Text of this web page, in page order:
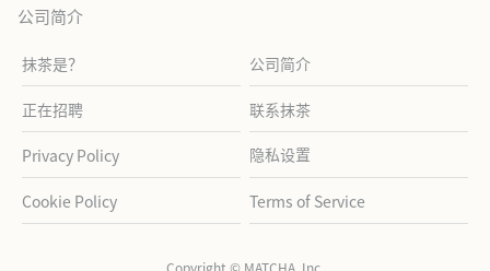
公司简介
抹茶是？ 公司简介
正在招聘 联系抹茶
Privacy Policy 隐私设置
Cookie Policy Terms of Service
Copyright © MATCHA, Inc.